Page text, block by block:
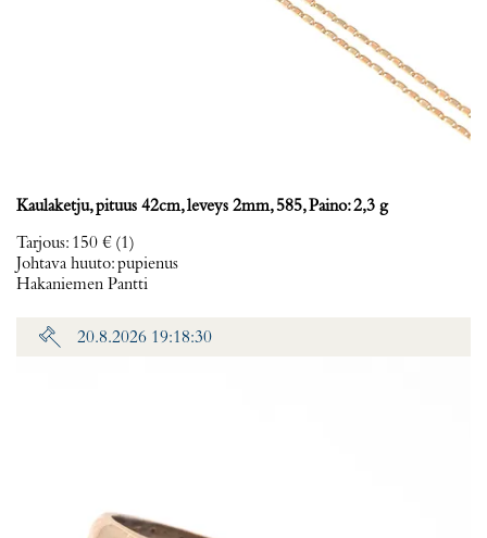
Kaulaketju, pituus 42cm, leveys 2mm, 585, Paino: 2,3 g
Tarjous: 150 € (1)
Johtava huuto:pupienus
Hakaniemen Pantti
20.8.2026 19:18:30